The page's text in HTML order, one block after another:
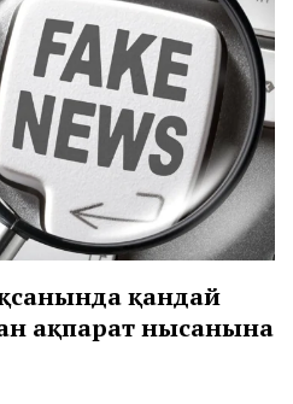
қандай
ақпарат нысанына